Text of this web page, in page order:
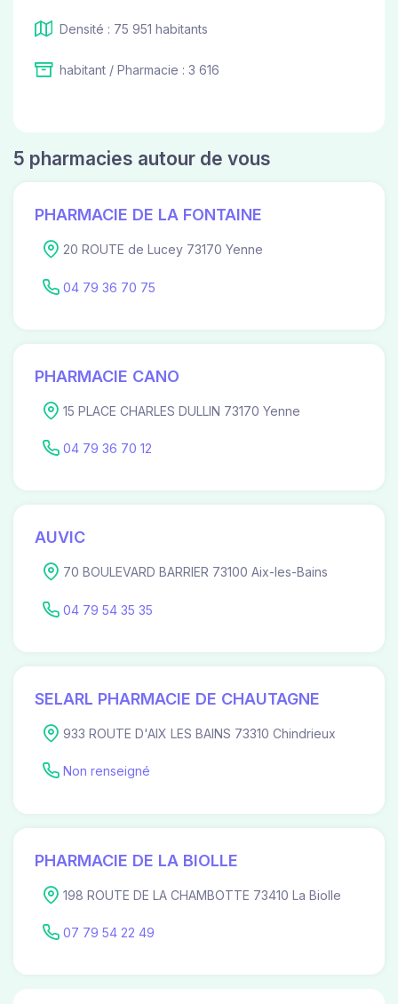
Densité : 75 951 habitants
habitant / Pharmacie : 3 616
5 pharmacies autour de vous
PHARMACIE DE LA FONTAINE
20 ROUTE de Lucey 73170 Yenne
04 79 36 70 75
PHARMACIE CANO
15 PLACE CHARLES DULLIN 73170 Yenne
04 79 36 70 12
AUVIC
70 BOULEVARD BARRIER 73100 Aix-les-Bains
04 79 54 35 35
SELARL PHARMACIE DE CHAUTAGNE
933 ROUTE D'AIX LES BAINS 73310 Chindrieux
Non renseigné
PHARMACIE DE LA BIOLLE
198 ROUTE DE LA CHAMBOTTE 73410 La Biolle
07 79 54 22 49